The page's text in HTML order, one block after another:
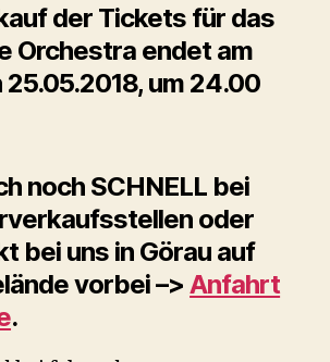
der Tickets für das
Orchestra endet am
25.05.2018, um 24.00
noch SCHNELL bei
oder
bei uns in Görau auf
vorbei –>Anfahrt
.